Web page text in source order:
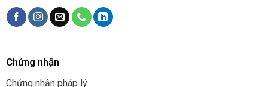
Chứng nhận
Chứng nhận pháp lý